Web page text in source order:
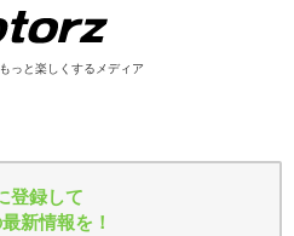
っと楽しくするメディア
登録して
新情報を！